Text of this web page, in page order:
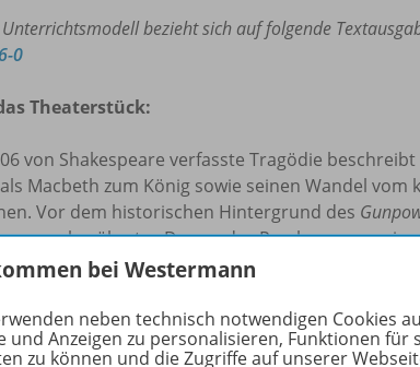
bezieht sich auf folgende
0
Theaterstück:
von Shakespeare verfasste Tragödie
Macbeth zum König sowie seinen Wandel
Vor dem historischen Hintergrund des
berühmtes Drama das Psychogramm
einen hohen Preis bezahlt: Seine Frau, Lady
Realitätsbezug und wird schließlich in einem
eignet sich für die Jahrgangsstufen 11/12 (G8)
bei Westermann
neben technisch notwendigen Cookies
und Anzeigen zu personalisieren, Funktionen für
zu können und die Zugriffe auf unserer